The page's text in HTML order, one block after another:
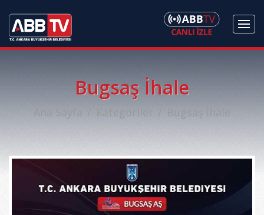
Bugsaş İhale
Ana Sayfa Kategoriler Bugsaş İhale